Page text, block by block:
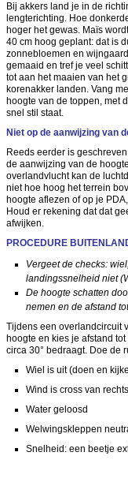
Bij akkers land je in de
lengterichting. Hoe
hoger het gewas. Maïs
40 cm hoog geplant: dat is
zonnebloemen en
gemaaid en tref je veel
tot aan het maaien van het
korenakker landen. Vang
hoogte van de toppen, met
snel stil staat.
Niet op de aanwijzing van
Reeds eerder is
de aanwijzing van de
overlandvlucht kan de
niet hoe hoog het terrein
hoogte aflezen of op je
Houd er rekening dat dat
afwijken.
PROCEDURE
Vergeet de checks:
landingssnelheid niet
De hoogte schatten
nemen en de afstand
Tijdens een overlandcircuit
hoogte en kies je afstand
circa 30° bedraagt. Doe de
Wiel is uit (doen en
Wind is cross van rechts
Water geloosd
Welwingskleppen
Snelheid: een beetje